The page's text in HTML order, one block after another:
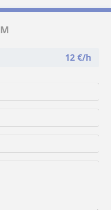
12 €/h